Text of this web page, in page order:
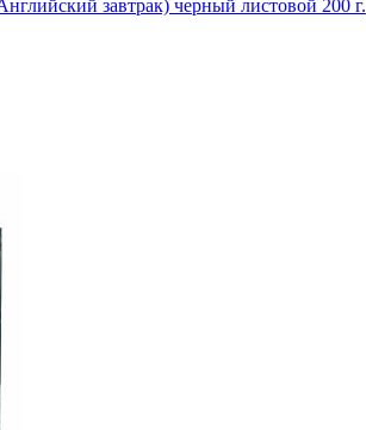
завтрак) черный листовой 200 г.